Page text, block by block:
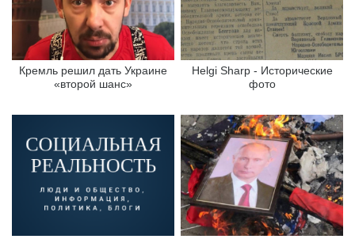
Кремль решил дать Украине
«второй шанс»
Helgi Sharp - Исторические
фото